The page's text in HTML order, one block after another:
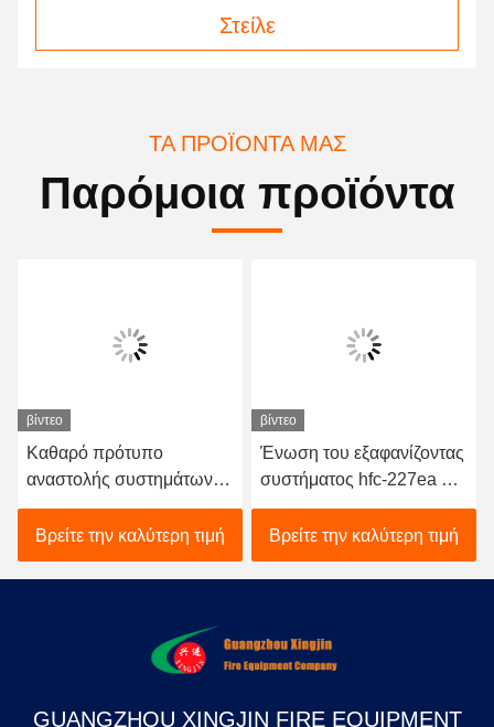
Στείλε
ΤΑ ΠΡΟΪΌΝΤΑ ΜΑΣ
Παρόμοια προϊόντα
βίντεο
Καθαρό πρότυπο
αναστολής συστημάτων
αιθουσών HFC 227ea
πυροσβυστικό 16L
Βρείτε την καλύτερη τιμή
βίντεο
Ένωση του εξαφανίζοντας
συστήματος hfc-227ea με
τον ηλεκτρικό
ενεργοποιητή
Βρείτε την καλύτερη τιμή
GUANGZHOU XINGJIN FIRE EQUIPMENT